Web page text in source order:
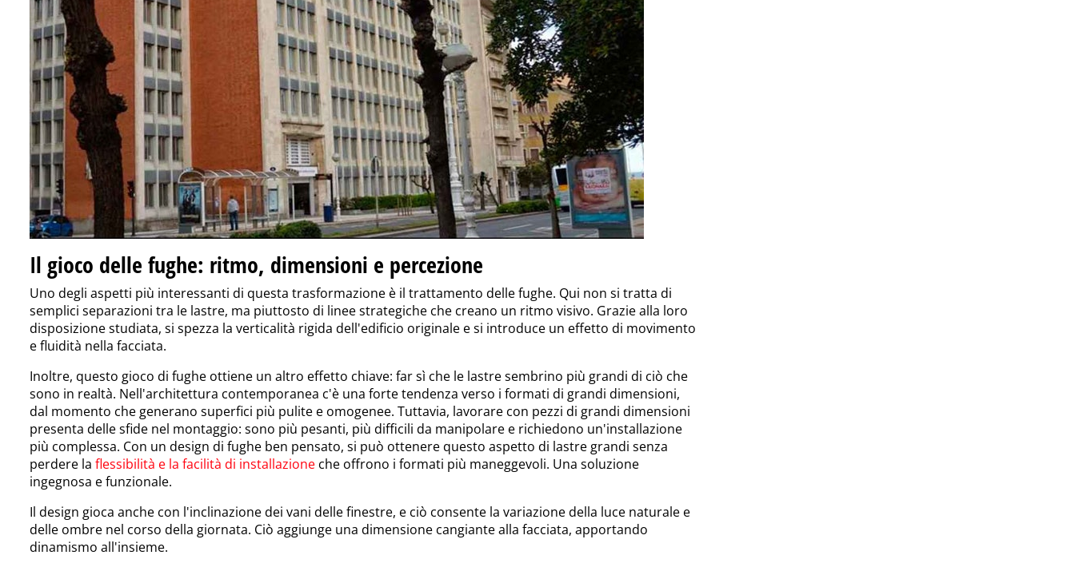
Il gioco delle fughe: ritmo, dimensioni e percezione
Uno degli aspetti più interessanti di questa trasformazione è il trattamento delle fughe. Qui non si tratta di
semplici separazioni tra le lastre, ma piuttosto di linee strategiche che creano un ritmo visivo. Grazie alla loro
disposizione studiata, si spezza la verticalità rigida dell'edificio originale e si introduce un effetto di movimento
e fluidità nella facciata.
Inoltre, questo gioco di fughe ottiene un altro effetto chiave: far sì che le lastre sembrino più grandi di ciò che
sono in realtà. Nell'architettura contemporanea c'è una forte tendenza verso i formati di grandi dimensioni,
dal momento che generano superfici più pulite e omogenee. Tuttavia, lavorare con pezzi di grandi dimensioni
presenta delle sfide nel montaggio: sono più pesanti, più difficili da manipolare e richiedono un'installazione
più complessa. Con un design di fughe ben pensato, si può ottenere questo aspetto di lastre grandi senza
perdere la flessibilità e la facilità di installazione che offrono i formati più maneggevoli. Una soluzione
ingegnosa e funzionale.
Il design gioca anche con l'inclinazione dei vani delle finestre, e ciò consente la variazione della luce naturale e
delle ombre nel corso della giornata. Ciò aggiunge una dimensione cangiante alla facciata, apportando
dinamismo all'insieme.